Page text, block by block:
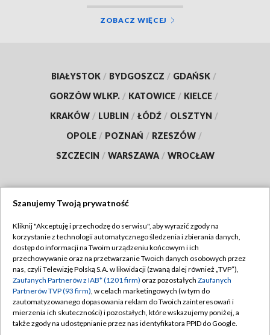
ZOBACZ WIĘCEJ
BIAŁYSTOK / BYDGOSZCZ / GDAŃSK /
GORZÓW WLKP. / KATOWICE / KIELCE /
KRAKÓW / LUBLIN / ŁÓDŹ / OLSZTYN /
OPOLE / POZNAŃ / RZESZÓW /
SZCZECIN / WARSZAWA / WROCŁAW
TVP
Abonament TVP
Emisja w TVP
Centrum informacji TVP
Naziemna Telewizja Cyfrowa
Regulamin TVP
Polityka prywatności
Moje zgody
Pomoc
Szanujemy Twoją prywatność
Kliknij "Akceptuję i przechodzę do serwisu", aby wyrazić zgody na
korzystanie z technologii automatycznego śledzenia i zbierania danych,
dostęp do informacji na Twoim urządzeniu końcowym i ich
przechowywanie oraz na przetwarzanie Twoich danych osobowych przez
nas, czyli Telewizję Polską S.A. w likwidacji (zwaną dalej również „TVP”),
Zaufanych Partnerów z IAB* (1201 firm) oraz pozostałych Zaufanych
Partnerów TVP (93 firm), w celach marketingowych (w tym do
zautomatyzowanego dopasowania reklam do Twoich zainteresowań i
mierzenia ich skuteczności) i pozostałych, które wskazujemy poniżej, a
także zgody na udostępnianie przez nas identyfikatora PPID do Google.